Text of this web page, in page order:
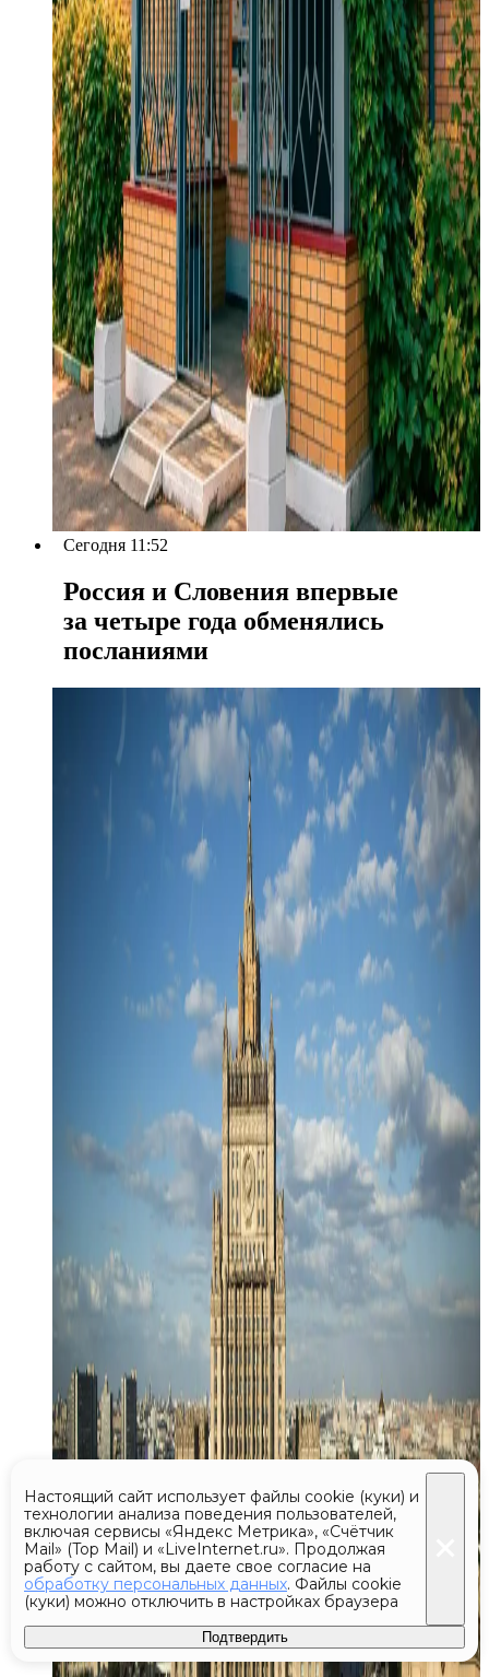
Сегодня 11:52
Россия и Словения впервые
за четыре года обменялись
посланиями
Настоящий сайт использует файлы cookie (куки) и
технологии анализа поведения пользователей,
включая сервисы «Яндекс Метрика», «Счётчик
Mail» (Top Mail) и «LiveInternet.ru». Продолжая
работу с сайтом, вы даете свое согласие на
обработку персональных данных. Файлы cookie
(куки) можно отключить в настройках браузера
Подтвердить